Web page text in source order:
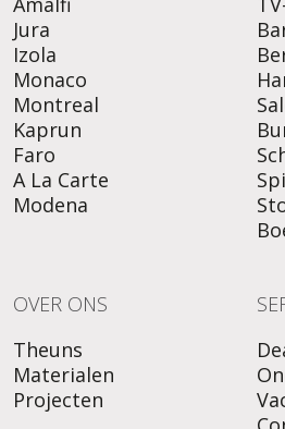
Jura
Izola
Monaco
Montreal
Kaprun
Faro
A La Carte
Modena
OVER ONS
Theuns
Materialen
Projecten